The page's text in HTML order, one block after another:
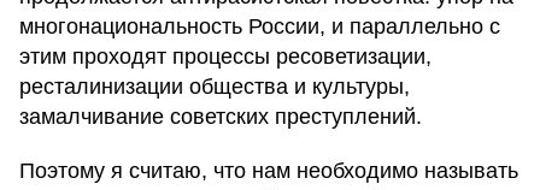
многонациональность России, и параллельно с
этим проходят процессы ресоветизации,
ресталинизации общества и культуры,
замалчивание советских преступлений.
Поэтому я считаю, что нам необходимо называть